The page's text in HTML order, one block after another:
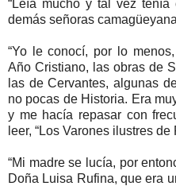
“Leía mucho y tal vez
demás señoras
“Yo le conocí, por lo
Año Cristiano, las obras de
las de Cervantes, algunas
no pocas de Historia. Era
y me hacía repasar con
leer, “Los Varones ilustres de
“Mi madre se lucía, por
Doña Luisa Rufina, que era